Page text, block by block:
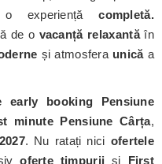
o experiențăcompletă.
de o vacanță relaxantăîn
și atmosfera unicăa
early booking Pensiune
minute Pensiune Cârța,
. Nu ratați nici ofertele
oferte timpurii și First